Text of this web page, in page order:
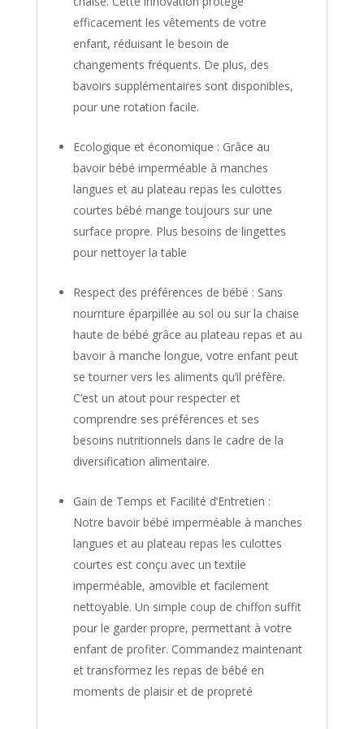
efficacement les vêtements de votre
enfant, réduisant le besoin de
changements fréquents. De plus, des
bavoirs supplémentaires sont disponibles,
pour une rotation facile.
Ecologique et économique : Grâce au
bavoir bébé imperméable à manches
langues et au plateau repas les culottes
courtes bébé mange toujours sur une
surface propre. Plus besoins de lingettes
pour nettoyer la table
Respect des préférences de bébé : Sans
nourriture éparpillée au sol ou sur la chaise
haute de bébé grâce au plateau repas et au
bavoir à manche longue, votre enfant peut
se tourner vers les aliments qu’il préfère.
C’est un atout pour respecter et
comprendre ses préférences et ses
besoins nutritionnels dans le cadre de la
diversification alimentaire.
Gain de Temps et Facilité d’Entretien :
Notre bavoir bébé imperméable à manches
langues et au plateau repas les culottes
courtes est conçu avec un textile
imperméable, amovible et facilement
nettoyable. Un simple coup de chiffon suffit
pour le garder propre, permettant à votre
enfant de profiter. Commandez maintenant
et transformez les repas de bébé en
moments de plaisir et de propreté